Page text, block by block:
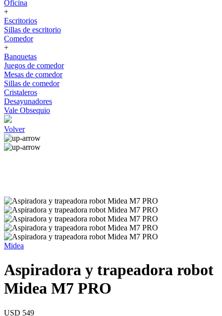
Oficina
+
Escritorios
Sillas de escritorio
Comedor
+
Banquetas
Juegos de comedor
Mesas de comedor
Sillas de comedor
Cristaleros
Desayunadores
Vale Obsequio
Volver
Midea
Aspiradora y trapeadora robot
Midea M7 PRO
USD 549